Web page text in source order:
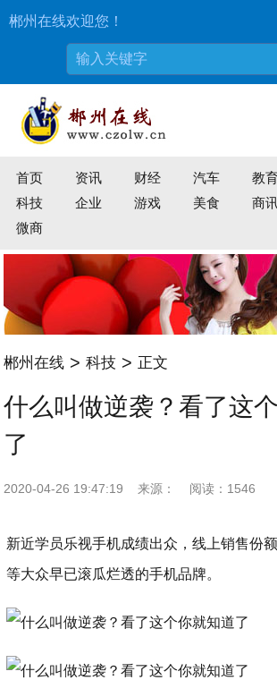
郴州在线欢迎您！
首页 资讯 财经 汽车 教
科技
企业 游戏 美食 商
微商
郴州在线 > 科技 > 正文
什么叫做逆袭？看了这
了
2020-04-26 19:47:19 来源：
阅读：1546
新近学员乐视手机成绩出众，线上销售份
等大众早已滚瓜烂透的手机品牌。